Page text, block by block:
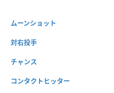
ムーンショット
対右投手
チャンス
コンタクトヒッター